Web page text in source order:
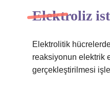
Elektroliz
Elektrolitik
reaksiyonun elektrik
gerçekleştirilmesi